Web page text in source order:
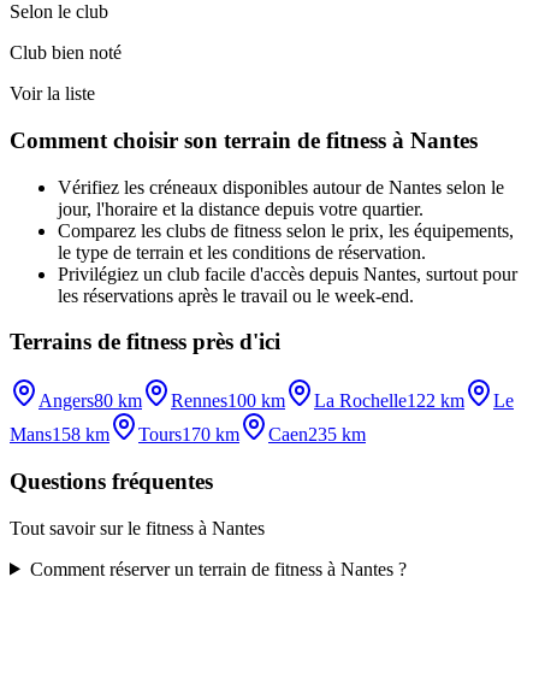
Selon le club
Club bien noté
Voir la liste
Comment choisir son terrain de fitness à Nantes
Vérifiez les créneaux disponibles autour de Nantes selon le
jour, l'horaire et la distance depuis votre quartier.
Comparez les clubs de fitness selon le prix, les équipements,
le type de terrain et les conditions de réservation.
Privilégiez un club facile d'accès depuis Nantes, surtout pour
les réservations après le travail ou le week-end.
Terrains de fitness près d'ici
Angers80 km Rennes100 km La Rochelle122 km
Le
Mans158 km Tours170 km Caen235 km
Questions fréquentes
Tout savoir sur le fitness à Nantes
Comment réserver un terrain de fitness à Nantes ?